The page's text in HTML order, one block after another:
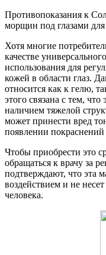
Противопоказания к
морщин под глазами
Хотя многие
качестве
использования для
кожей в области глаз.
относится как к гелю,
этого связана с тем,
наличием тяжелой
может принести вред
появлении
Чтобы приобрести это
обращаться к врачу за
подтверждают, что эта
воздействием и не
человека.